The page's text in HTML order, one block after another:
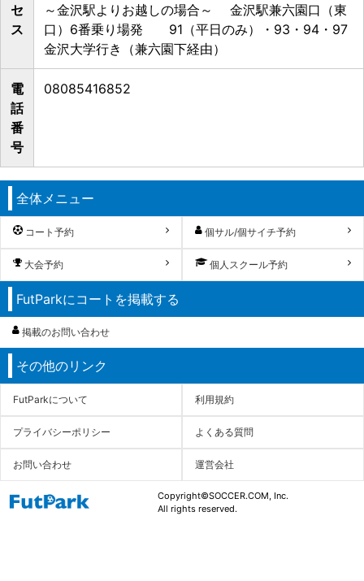
セ
ス
～金沢駅よりお越しの場合～ 金沢駅兼六園口（東
口）6番乗り場発 91（平日のみ）・93・94・97
金沢大学行き（兼六園下経由） ​
電
話
番
号
08085416852
全体メニュー
コート予約 個サル/個サイチ予約
大会予約 個人スクール予約
FutParkにコートを掲載する
掲載のお問い合わせ
その他のリンク
FutParkについて 利用規約
プライバシーポリシー よくある質問
お問い合わせ 運営会社
Copyright©SOCCER.COM, Inc.
All rights reserved.